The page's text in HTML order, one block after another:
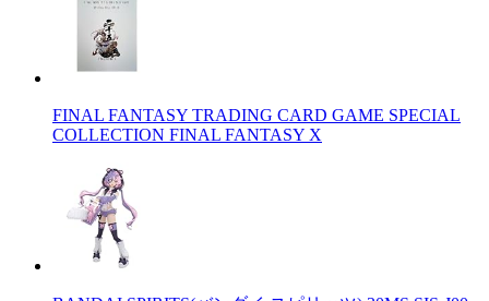
FINAL FANTASY TRADING CARD GAME SPECIAL
COLLECTION FINAL FANTASY X